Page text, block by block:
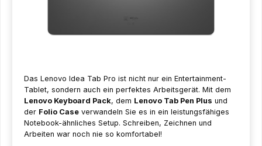
Das Lenovo Idea Tab Pro ist nicht nur ein Entertainment-
Tablet, sondern auch ein perfektes Arbeitsgerät. Mit dem
Lenovo Keyboard Pack, dem Lenovo Tab Pen Plus und
der Folio Case verwandeln Sie es in ein leistungsfähiges
Notebook-ähnliches Setup. Schreiben, Zeichnen und
Arbeiten war noch nie so komfortabel!